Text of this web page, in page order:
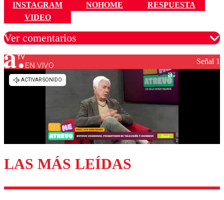
INSTAGRAM
NOHOME
RESPUESTA
VIDEO
Ver comentarios
Los comentarios son moderados para garantizar un
diálogo respetuoso.
Enviar comentario
EN VIVO Señal 1
LAS MÁS LEÍDAS